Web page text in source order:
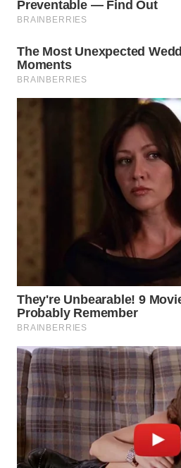
WN
KUNINGAN
WN
PURWAKARTA
PRIANGAN
TIMUR
WN
SEMARANG
WN